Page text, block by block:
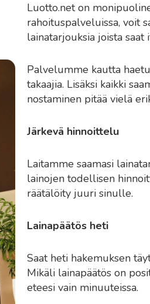
Luotto.net on
rahoituspalveluissa, voit
lainatarjouksia joista saat
Palvelumme kautta
takaajia. Lisäksi kaikki
nostaminen pitää vielä
Järkevä hinnoittelu
Laitamme saamasi
lainojen todellisen
räätälöity juuri sinulle.
Lainapäätös heti
Saat heti hakemuksen
Mikäli lainapäätös on
eteesi vain minuuteissa.